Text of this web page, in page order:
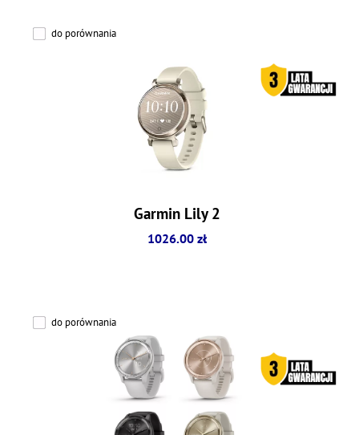
do porównania
Garmin Lily 2
1026.00 zł
do porównania